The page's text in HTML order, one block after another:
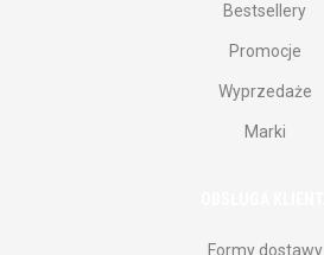
Bestsellery
Promocje
Wyprzedaże
Marki
Formy dostawy